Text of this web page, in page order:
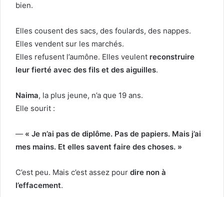
bien.
Elles cousent des sacs, des foulards, des nappes.
Elles vendent sur les marchés.
Elles refusent l’aumône. Elles veulent reconstruire
leur fierté avec des fils et des aiguilles.
Naima, la plus jeune, n’a que 19 ans.
Elle sourit :
— « Je n’ai pas de diplôme. Pas de papiers. Mais j’ai
mes mains. Et elles savent faire des choses. »
C’est peu. Mais c’est assez pour dire non à
l’effacement.